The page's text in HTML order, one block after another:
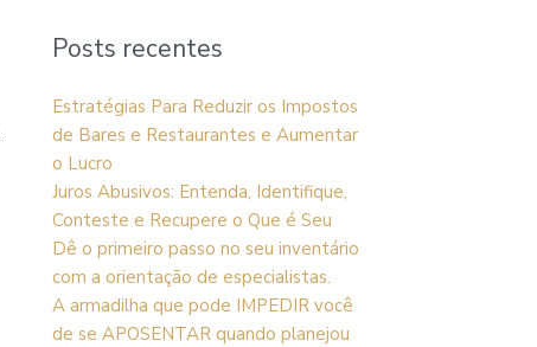
Posts recentes
Estratégias Para Reduzir os Impostos
de Bares e Restaurantes e Aumentar
o Lucro
Juros Abusivos: Entenda, Identifique,
Conteste e Recupere o Que é Seu
Dê o primeiro passo no seu inventário
com a orientação de especialistas.
A armadilha que pode IMPEDIR você
de se APOSENTAR quando planejou